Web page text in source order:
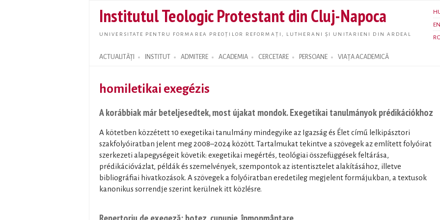
main
content
Institutul Teologic Protestant din Cluj-Napoca
UNIVERSITATE PENTRU FORMAREA PREOȚILOR REFORMAȚI, LUTHERANI ȘI UNITARIENI DIN ARDEAL
EN
ACTUALITĂȚI INSTITUT ADMITERE ACADEMIA CERCETARE PERSOANE VIAȚA ACADEMICĂ
Search form
homiletikai exegézis
A korábbiak már beteljesedtek, most újakat mondok. Exegetikai tanulmányok prédikációkhoz
A kötetben közzétett 10 exegetikai tanulmány mindegyike az Igazság és Élet című lelkipásztori
szakfolyóiratban jelent meg 2008–2024 között. Tartalmukat tekintve a szövegek az említett folyóirat
szerkezeti alapegységeit követik: exegetikai megértés, teológiai összefüggések feltárása,
prédikációvázlat, példák és szemelvények, szempontok az istentisztelet alakításához, illetve
bibliográfiai hivatkozások. A szövegek a folyóiratban eredetileg megjelent formájukban, a textusok
kanonikus sorrendje szerint kerülnek itt közlésre.